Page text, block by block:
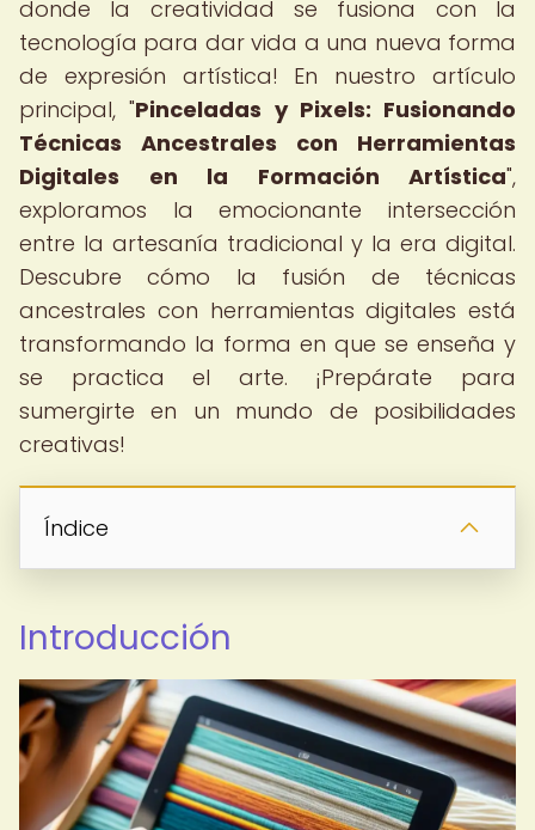
donde la creatividad se fusiona con la
tecnología para dar vida a una nueva forma
de expresión artística! En nuestro artículo
principal, "Pinceladas y Pixels: Fusionando
Técnicas Ancestrales con Herramientas
Digitales en la Formación Artística",
exploramos la emocionante intersección
entre la artesanía tradicional y la era digital.
Descubre cómo la fusión de técnicas
ancestrales con herramientas digitales está
transformando la forma en que se enseña y
se practica el arte. ¡Prepárate para
sumergirte en un mundo de posibilidades
creativas!
Índice
Introducción